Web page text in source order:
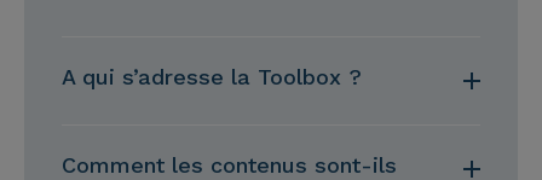
A qui s’adresse la Toolbox ?
Comment les contenus sont-ils